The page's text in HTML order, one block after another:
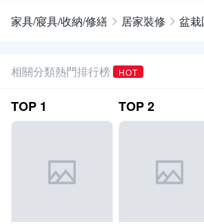
家具/寢具/收納/修繕 居家裝修 盆
相關分類熱門排行榜 HOT
TOP 1 TOP2